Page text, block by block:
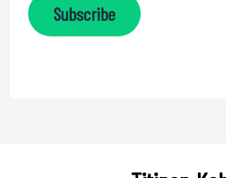
Subscribe